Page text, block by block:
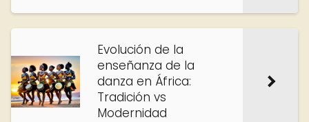
Evolución de la
enseñanza de la
danza en África:
Tradición vs
Modernidad